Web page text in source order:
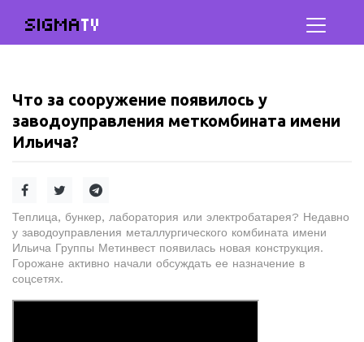
SIGMATV
Что за сооружение появилось у
заводоуправления меткомбината имени
Ильича?
Теплица, бункер, лаборатория или электробатарея? Недавно
у заводоуправления металлургического комбината имени
Ильича Группы Метинвест появилась новая конструкция.
Горожане активно начали обсуждать ее назначение в
соцсетях.